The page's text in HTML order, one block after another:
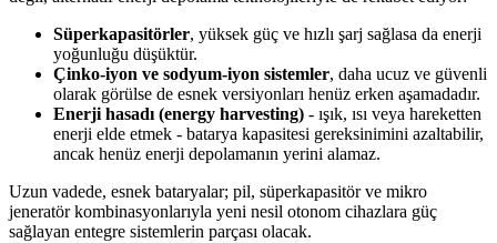
Süperkapasitörler, yüksek güç ve hızlı şarj sağlasa da enerji
yoğunluğu düşüktür.
Çinko-iyon ve sodyum-iyon sistemler, daha ucuz ve güvenli
olarak görülse de esnek versiyonları henüz erken aşamadadır.
Enerji hasadı (energy harvesting) - ışık, ısı veya hareketten
enerji elde etmek - batarya kapasitesi gereksinimini azaltabilir,
ancak henüz enerji depolamanın yerini alamaz.
Uzun vadede, esnek bataryalar; pil, süperkapasitör ve mikro
jeneratör kombinasyonlarıyla yeni nesil otonom cihazlara güç
sağlayan entegre sistemlerin parçası olacak.